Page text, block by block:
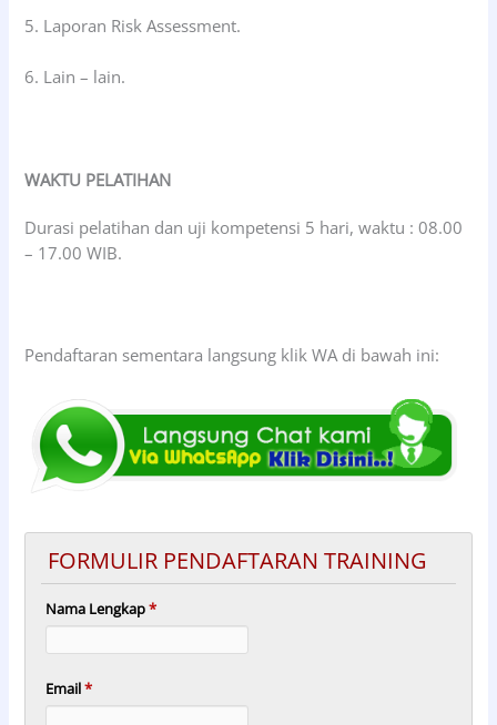
5. Laporan Risk Assessment.
6. Lain – lain.
WAKTU PELATIHAN
Durasi pelatihan dan uji kompetensi 5 hari, waktu : 08.00
– 17.00 WIB.
Pendaftaran sementara langsung klik WA di bawah ini:
FORMULIR PENDAFTARAN TRAINING
Nama Lengkap*
Email*